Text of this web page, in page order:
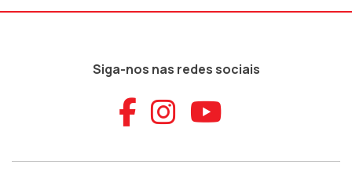
Siga-nos nas redes sociais
Aceder ao
Aceder ao
Aceder